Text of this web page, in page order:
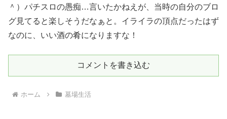
＾）パチスロの愚痴…言いたかねえが、当時の自分のブロ
グ見てると楽しそうだなぁと。イライラの頂点だったはず
なのに、いい酒の肴になりますな！
コメントを書き込む
ホーム 墓場生活